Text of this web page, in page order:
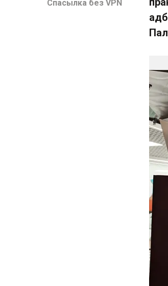
Спасылка без VPN